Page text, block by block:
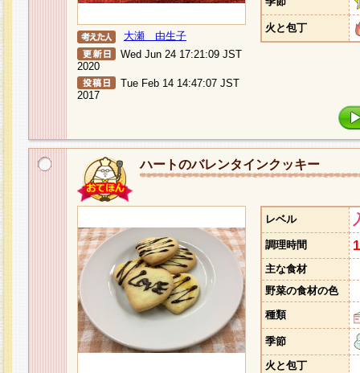
大瀬 由生子
Wed Jun 24 17:21:09 JST
2020
Tue Feb 14 14:47:07 JST
2017
火と包丁
ハートのバレンタインクッキー
レベル
調理時間
主な食材
野菜の食材の色
種類
季節
火と包丁